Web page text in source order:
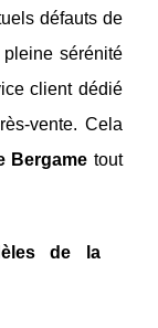
défauts de
sérénité
client dédié
vente. Cela
Bergame tout
de la